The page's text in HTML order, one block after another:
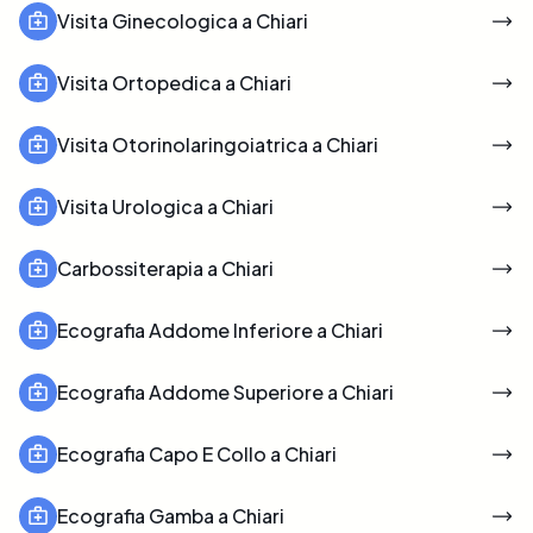
Visita Ginecologica a Chiari
Visita Ortopedica a Chiari
Visita Otorinolaringoiatrica a Chiari
Visita Urologica a Chiari
Carbossiterapia a Chiari
Ecografia Addome Inferiore a Chiari
Ecografia Addome Superiore a Chiari
Ecografia Capo E Collo a Chiari
Ecografia Gamba a Chiari